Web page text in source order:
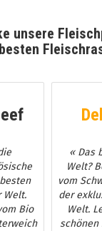
unsere
Welt.
Bio
« Das
Welt?
vom
der
Welt.
schönen